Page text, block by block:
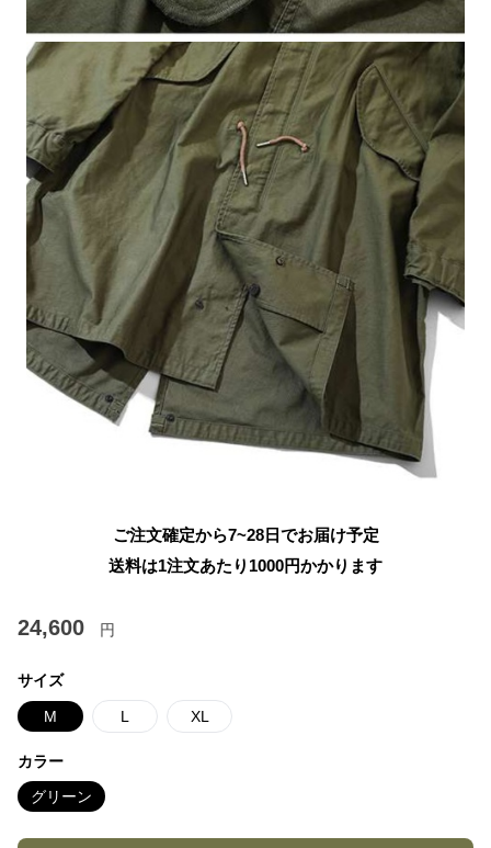
ご注文確定から7~28日でお届け予定
送料は1注文あたり 1000円かかります
24,600 円
サイズ
M L XL
カラー
グリーン